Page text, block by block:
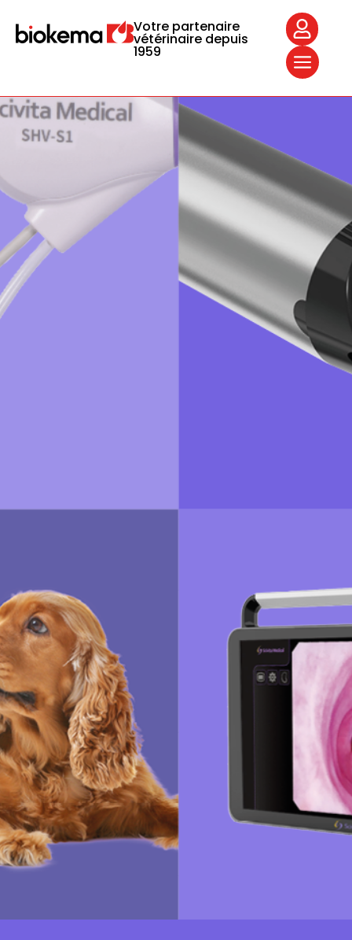
Votre partenaire
vétérinaire depuis
1959